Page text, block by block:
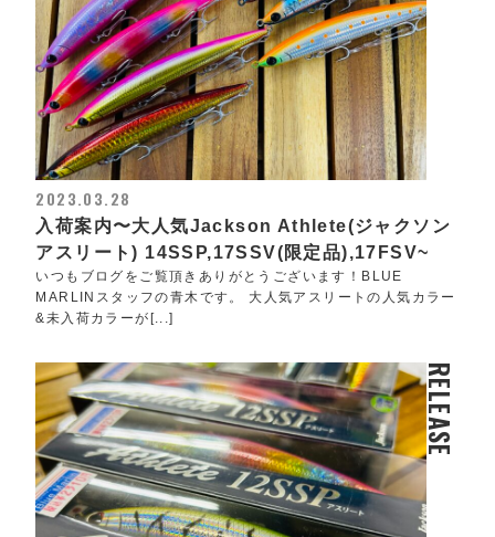
2023.03.28
入荷案内〜大人気Jackson Athlete(ジャクソン
アスリート) 14SSP,17SSV(限定品),17FSV~
いつもブログをご覧頂きありがとうございます！BLUE
MARLINスタッフの青木です。 大人気アスリートの人気カラー
&未入荷カラーが[...]
RELEASE